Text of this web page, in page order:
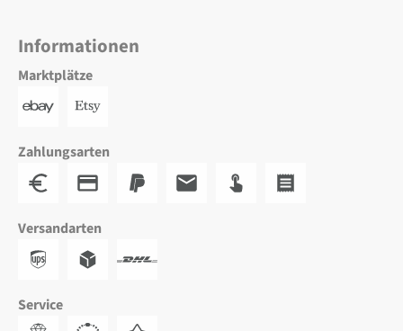
Informationen
Marktplätze
Zahlungsarten
Versandarten
Service